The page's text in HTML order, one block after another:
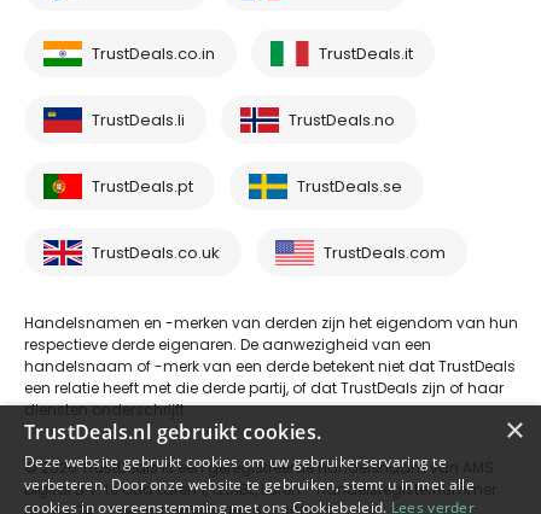
TrustDeals.co.in TrustDeals.it
TrustDeals.li TrustDeals.no
TrustDeals.pt TrustDeals.se
TrustDeals.co.uk TrustDeals.com
Handelsnamen en -merken van derden zijn het eigendom van hun
respectieve derde eigenaren. De aanwezigheid van een
handelsnaam of -merk van een derde betekent niet dat TrustDeals
een relatie heeft met die derde partij, of dat TrustDeals zijn of haar
diensten onderschrijft.
© 2026 TrustDeals is een geregistreerde handelsnaam van AMS
Digital B.V. te Oud Laren 1, 1251BL, Laren - handelsregisternummer
×
TrustDeals.nl gebruikt cookies.
Deze website gebruikt cookies om uw gebruikerservaring te
verbeteren. Door onze website te gebruiken, stemt u in met alle
cookies in overeenstemming met ons Cookiebeleid. Lees verder